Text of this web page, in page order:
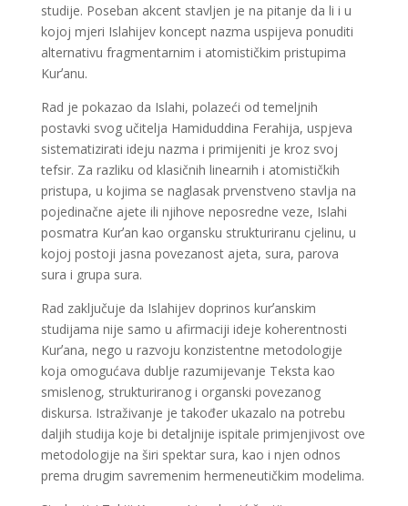
studije. Poseban akcent stavljen je na pitanje da li i u
kojoj mjeri Islahijev koncept nazma uspijeva ponuditi
alternativu fragmentarnim i atomističkim pristupima
Kurʼanu.
Rad je pokazao da Islahi, polazeći od temeljnih
postavki svog učitelja Hamiduddina Ferahija, uspjeva
sistematizirati ideju nazma i primijeniti je kroz svoj
tefsir. Za razliku od klasičnih linearnih i atomističkih
pristupa, u kojima se naglasak prvenstveno stavlja na
pojedinačne ajete ili njihove neposredne veze, Islahi
posmatra Kurʼan kao organsku strukturiranu cjelinu, u
kojoj postoji jasna povezanost ajeta, sura, parova
sura i grupa sura.
Rad zaključuje da Islahijev doprinos kurʼanskim
studijama nije samo u afirmaciji ideje koherentnosti
Kurʼana, nego u razvoju konzistentne metodologije
koja omogućava dublje razumijevanje Teksta kao
smislenog, strukturiranog i organski povezanog
diskursa. Istraživanje je također ukazalo na potrebu
daljih studija koje bi detaljnije ispitale primjenjivost ove
metodologije na širi spektar sura, kao i njen odnos
prema drugim savremenim hermeneutičkim modelima.